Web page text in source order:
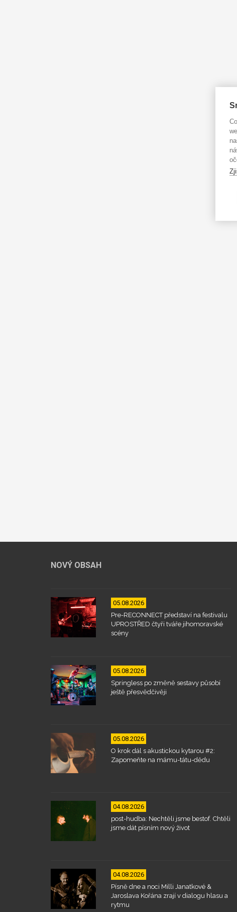
NOVÝ OBSAH
05.08.2026
Pre-RECONNECT představí na festivalu
UPROSTŘED čtyři tváře jihomoravské
scény
05.08.2026
Springless po změně sestavy působí
ještě přesvědčivěji
05.08.2026
O krok dál s akustickou kytarou #2:
Zapomeňte na mámu-tátu-dědu
04.08.2026
post-hudba: Nechtěli jsme bestof. Chtěli
jsme dát písním nový život
04.08.2026
Písně dne a noci Milli Janatkové &
Jaroslava Kořána zrají v dialogu hlasu a
rytmu